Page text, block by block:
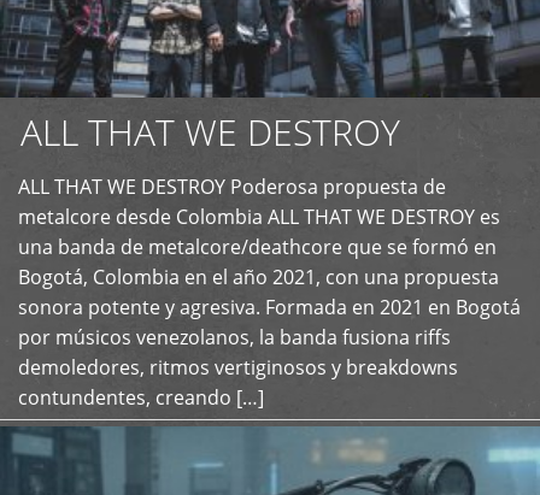
ALL THAT WE DESTROY
ALL THAT WE DESTROY Poderosa propuesta de
metalcore desde Colombia ALL THAT WE DESTROY es
una banda de metalcore/deathcore que se formó en
Bogotá, Colombia en el año 2021, con una propuesta
sonora potente y agresiva. Formada en 2021 en Bogotá
por músicos venezolanos, la banda fusiona riffs
demoledores, ritmos vertiginosos y breakdowns
contundentes, creando […]
+